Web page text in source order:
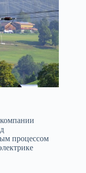
процессом